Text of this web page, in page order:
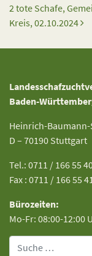
2 tote Schafe,
Kreis, 02.10.2024
Baden-
Heinrich-Baumann-
D – 70190 Stuttgart
Tel.: 0711 / 166 55
Fax : 0711 / 166 55
Bürozeiten:
Mo-Fr: 08:00-12:00
Suche